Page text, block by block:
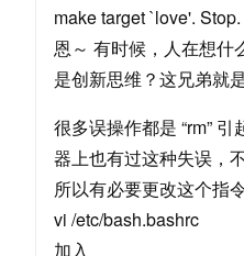
make target `love'. Stop.
恩～ 有时候，人在想什
是创新思维？这兄弟就
很多误操作都是 “rm”
器上也有过这种失误，
所以有必要更改这个指
vi /etc/bash.bashrc
加入